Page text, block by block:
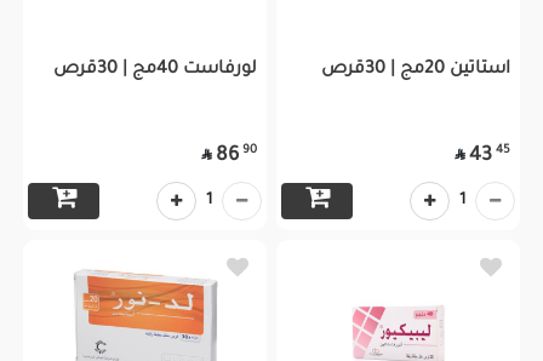
استاتين 20مج | 30قرص
45
43

1
لورفاست 40مج | 30قرص
90
86

1